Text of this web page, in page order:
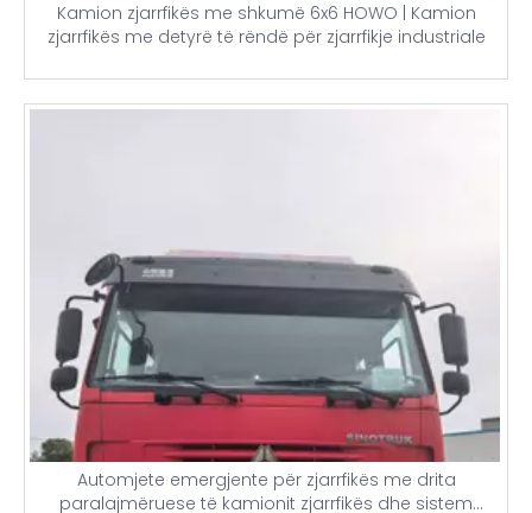
Kamion zjarrfikës me shkumë 6x6 HOWO | Kamion
zjarrfikës me detyrë të rëndë për zjarrfikje industriale
Automjete emergjente për zjarrfikës me drita
paralajmëruese të kamionit zjarrfikës dhe sistem